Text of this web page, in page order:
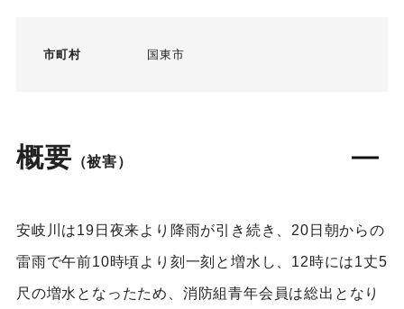
市町村 国東市
概要 （被害）
安岐川は19日夜来より降雨が引き続き、20日朝からの
雷雨で午前10時頃より刻一刻と増水し、12時には1丈5
尺の増水となったため、消防組青年会員は総出となり